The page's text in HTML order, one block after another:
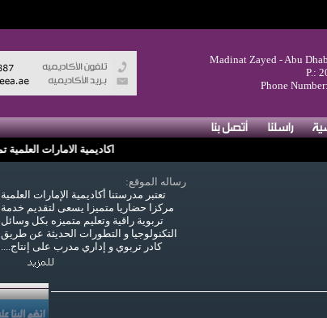
Madinat Zayed - Abu
P.:
Phone
:رساله الموقع
تعتبر مدرستنا أكاديمية الإمارات العلمية
مركزا حضاريا متميزا يسعى لتقديم خدمة
تربوية راقية وتعليم متميزه بكل وسائل
التكنولوجيا و التطورات الحديثة عن طريق
....كادر تربوي و إداري مدرب على إنتاج